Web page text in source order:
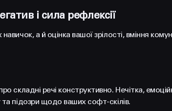
і сила рефлексії
а й оцінка вашої зрілості, вміння
складні речі конструктивно. Нечітка,
підозри щодо ваших софт-скілів.